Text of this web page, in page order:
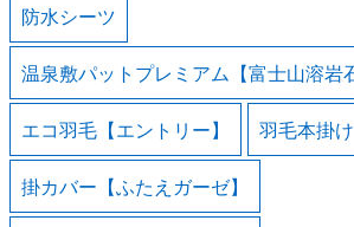
防水シーツ
温泉敷パットプレミアム【富士山溶岩
エコ羽毛【エントリー】 羽毛本掛
掛カバー【ふたえガーゼ】